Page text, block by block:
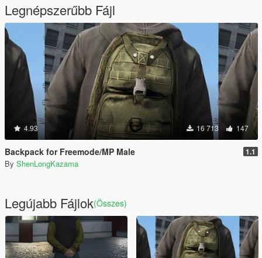
Legnépszerűbb Fájl
4.93 16 713 147
Backpack for Freemode/MP Male 1.1
By ShenLongKazama
Legújabb Fájlok(Összes)